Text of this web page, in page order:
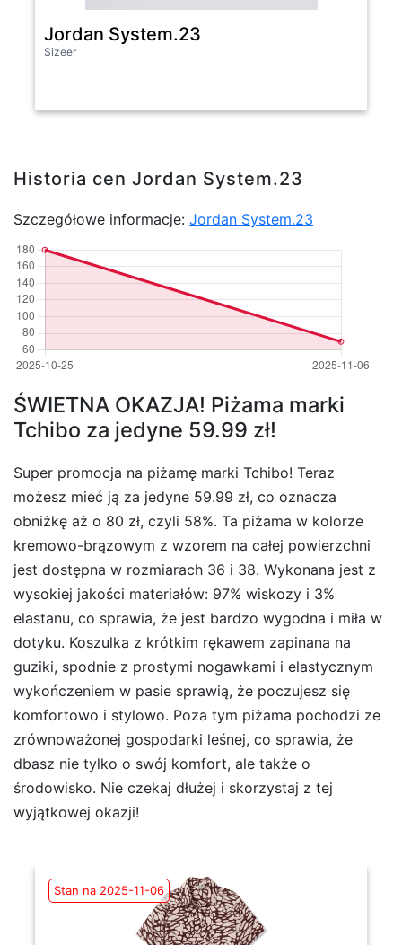
Jordan System.23
Sizeer
Historia cen Jordan System.23
Szczegółowe informacje: Jordan System.23
ŚWIETNA OKAZJA! Piżama marki
Tchibo za jedyne 59.99 zł!
Super promocja na piżamę marki Tchibo! Teraz
możesz mieć ją za jedyne 59.99 zł, co oznacza
obniżkę aż o 80 zł, czyli 58%. Ta piżama w kolorze
kremowo-brązowym z wzorem na całej powierzchni
jest dostępna w rozmiarach 36 i 38. Wykonana jest z
wysokiej jakości materiałów: 97% wiskozy i 3%
elastanu, co sprawia, że jest bardzo wygodna i miła w
dotyku. Koszulka z krótkim rękawem zapinana na
guziki, spodnie z prostymi nogawkami i elastycznym
wykończeniem w pasie sprawią, że poczujesz się
komfortowo i stylowo. Poza tym piżama pochodzi ze
zrównoważonej gospodarki leśnej, co sprawia, że
dbasz nie tylko o swój komfort, ale także o
środowisko. Nie czekaj dłużej i skorzystaj z tej
wyjątkowej okazji!
Stan na 2025-11-06